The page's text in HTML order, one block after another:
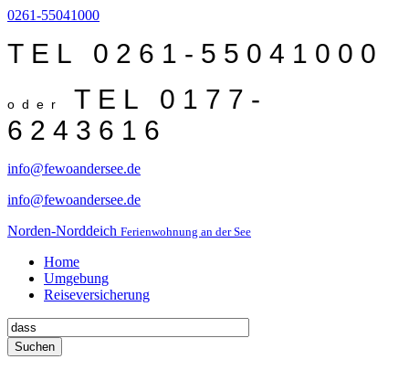
0261-55041000
TEL 0261-55041000
oder TEL 0177-
6243616
info@fewoandersee.de
info@fewoandersee.de
Norden-Norddeich Ferienwohnung an der See
Home
Umgebung
Reiseversicherung
Suchen